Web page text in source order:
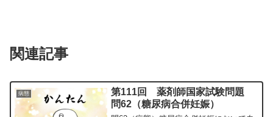
関連記事
病態
第111回 薬剤師国家試験問題
問62（糖尿病合併妊娠）